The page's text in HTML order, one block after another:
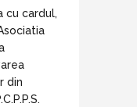
cu cardul,
din